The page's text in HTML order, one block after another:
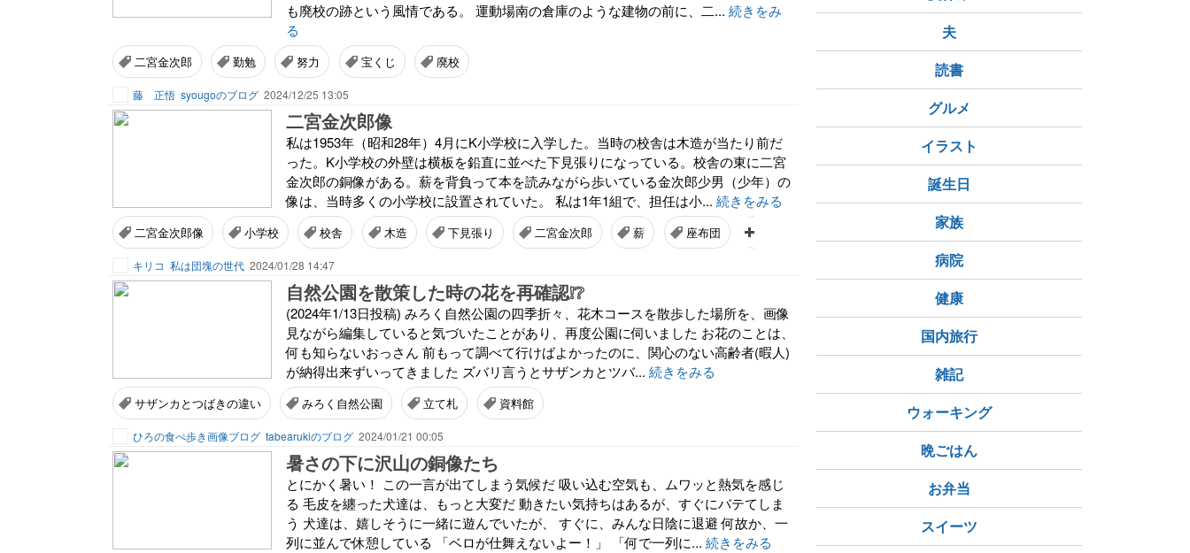
も廃校の跡という風情である。 運動場南の倉庫のような建物の前に、二... 続きをみ
る
二宮金次郎 勤勉 努力 宝くじ 廃校
藤 正悟 syougoのブログ 2024/12/25 13:05
二宮金次郎像
私は1953年（昭和28年）4月にK小学校に入学した。当時の校舎は木造が当たり前だ
った。K小学校の外壁は横板を鉛直に並べた下見張りになっている。校舎の東に二宮
金次郎の銅像がある。薪を背負って本を読みながら歩いている金次郎少男（少年）の
像は、当時多くの小学校に設置されていた。 私は1年1組で、担任は小... 続きをみる
二宮金次郎像 小学校 校舎 木造 下見張り 二宮金次郎 薪 座布団
キリコ 私は団塊の世代 2024/01/28 14:47
自然公園を散策した時の花を再確認❕❔
(2024年1/13日投稿) みろく自然公園の四季折々、花木コースを散歩した場所を、画像
見ながら編集していると気づいたことがあり、再度公園に伺いました お花のことは、
何も知らないおっさん 前もって調べて行けばよかったのに、関心のない高齢者(暇人)
が納得出来ずいってきました ズバリ言うとサザンカとツバ... 続きをみる
サザンカとつばきの違い みろく自然公園 立て札 資料館
ひろの食べ歩き画像ブログ tabearukiのブログ 2024/01/21 00:05
暑さの下に沢山の銅像たち
とにかく暑い！ この一言が出てしまう気候だ 吸い込む空気も、ムワッと熱気を感じ
る 毛皮を纏った犬達は、もっと大変だ 動きたい気持ちはあるが、すぐにバテてしま
う 犬達は、嬉しそうに一緒に遊んでいたが、 すぐに、みんな日陰に退避 何故か、一
列に並んで休憩している 「ベロが仕舞えないよー！」 「何で一列に... 続きをみる
夫
読書
グルメ
イラスト
誕生日
家族
病院
健康
国内旅行
雑記
ウォーキング
晩ごはん
お弁当
スイーツ